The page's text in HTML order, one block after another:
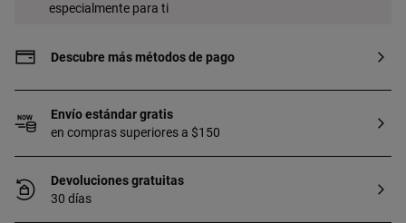
especialmente para ti
Descubre más métodos de pago
Envío estándar gratis
en compras superiores a $150
Devoluciones gratuitas
30 días